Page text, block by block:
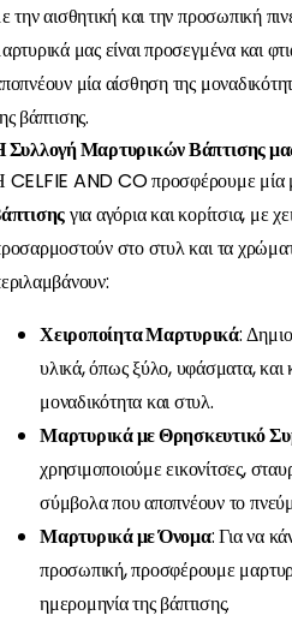
την αισθητική και την προσωπική
μας είναι προσεγμένα και
μία αίσθηση της
βάπτισης.
Συλλογή Μαρτυρικών Βάπτισης
CELFIE AND CO προσφέρουμε μία
για αγόρια και κορίτσια, με
στο στυλ και τα
Χειροποίητα Μαρτυρικά:
υλικά, όπως ξύλο, υφάσματα,
μοναδικότητα και στυλ.
Μαρτυρικά με Θρησκευτικό
χρησιμοποιούμε εικονίτσες,
σύμβολα που αποπνέουν το
Μαρτυρικά με Όνομα: Για να
προσωπική, προσφέρουμε
ημερομηνία της βάπτισης.